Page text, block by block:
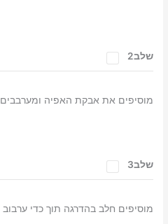
שלב2
מוסיפים את אבקת האפיה ומערבבים
שלב3
מוסיפים חלב בהדרגה תוך כדי ערבוב